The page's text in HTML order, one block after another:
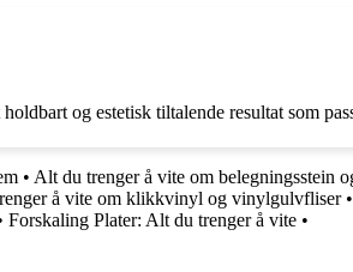
og estetisk tiltalende resultat som
• Alt du trenger å vite om belegningsstein
å vite om klikkvinyl og vinylgulvfliser•
Forskaling Plater: Alt du trenger å vite •